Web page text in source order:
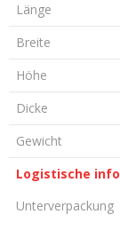
Länge
Breite
Höhe
Dicke
Gewicht
Logistische
Unterverpackung